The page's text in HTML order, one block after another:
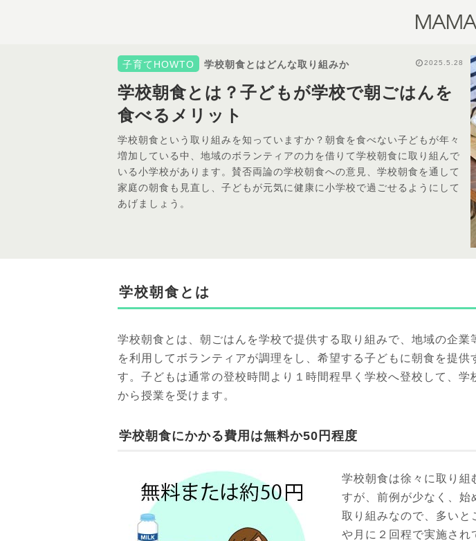
子育てHOWTO 2025.5.28
学校朝食とはどんな取り組みか
学校朝食とは？子どもが学校で朝ごはんを
食べるメリット
学校朝食という取り組みを知っていますか？朝食を食べない子どもが年々
増加している中、地域のボランティアの力を借りて学校朝食に取り組んで
いる小学校があります。賛否両論の学校朝食への意見、学校朝食を通して
家庭の朝食も見直し、子どもが元気に健康に小学校で過ごせるようにして
あげましょう。
学校朝食とは
学校朝食とは、朝ごはんを学校で提供する取り組みで、地域の企業
を利用してボランティアが調理をし、希望する子どもに朝食を提供
す。子どもは通常の登校時間より１時間程早く学校へ登校して、学
から授業を受けます。
学校朝食にかかる費用は無料か50円程度
学校朝食は徐々に取り組
すが、前例が少なく、始
取り組みなので、多いと
や月に２回程で実施され